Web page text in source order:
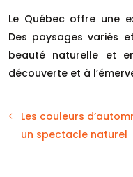
Le Québec offre une
Des paysages variés
beauté naturelle et
découverte et à
Les couleurs
un spectacle naturel